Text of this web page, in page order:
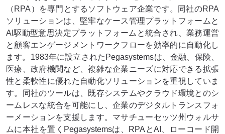
（RPA）を専門とするソフトウェア企業です。同社のRPA
ソリューションは、堅牢なケース管理プラットフォームと
AI駆動型意思決定プラットフォームと統合され、業務運営
と顧客エンゲージメントワークフローを効率的に自動化し
ます。1983年に設立されたPegasystemsは、金融、保険、
医療、政府機関など、複雑な企業ニーズに対応できる拡張
性と柔軟性に優れた自動化ソリューションを重視していま
す。同社のツールは、既存システムやクラウド環境とのシ
ームレスな統合を可能にし、企業のデジタルトランスフォ
ーメーションを支援します。マサチューセッツ州ウォルサ
ムに本社を置くPegasystemsは、RPAとAI、ローコード開